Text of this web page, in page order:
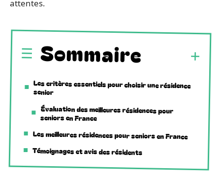
attentes.
Sommaire
Les critères essentiels pour choisir une résidence
senior
Évaluation des meilleures résidences pour
seniors en France
Les meilleures résidences pour seniors en France
Témoignages et avis des résidents